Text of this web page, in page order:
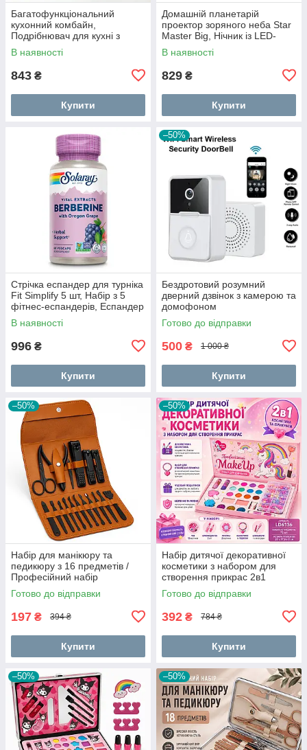
Багатофункціональний
кухонний комбайн,
Подрібнювач для кухні з
металевою чашею, Блендери
з насадками KH-96
В наявності
843 ₴
Купити
Домашній планетарій
проектор зоряного неба Star
Master Big, Нічник із LED-
підсвічуванням від USB QX-
45
В наявності
829 ₴
Купити
Стрічка еспандер для турніка
Fit Simplify 5 шт, Набір з 5
фітнес-еспандерів, Еспандер
вправ тренажерний OV-18
В наявності
996 ₴
Купити
–50%
Бездротовий розумний
дверний дзвінок з камерою та
домофоном
водонепроникний DF-37
Готово до відправки
500 ₴ 1 000 ₴
Купити
–50%
Набір для манікюру та
педикюру з 16 предметів /
Професійний набір
інструментів 16 в 1 з
нержавіючої сталі у футлярі
Готово до відправки
197 ₴ 394 ₴
Купити
–50%
Набір дитячої декоративної
косметики з набором для
створення прикрас 2в1
MakeUp Набір для дівчаток
BC-25
Готово до відправки
392 ₴ 784 ₴
Купити
–50% –50%